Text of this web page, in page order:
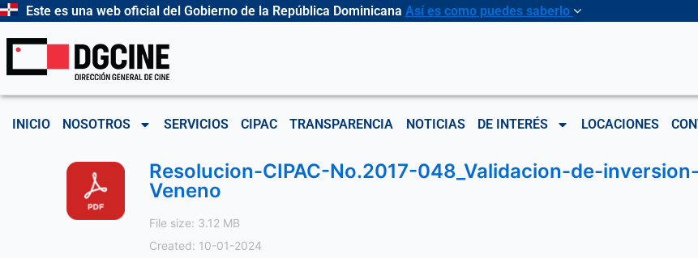
Ir
contenido
Este es una web oficial del Gobierno de la República Dominicana Así es como puedes saberlo
INICIO NOSOTROS SERVICIOS CIPAC TRANSPARENCIA NOTICIAS DE INTERÉS LOCACIONES
Resolucion-CIPAC-No.2017-048_Validacion-de-
Veneno
File size: 3.12 MB
Created: 10-01-2024